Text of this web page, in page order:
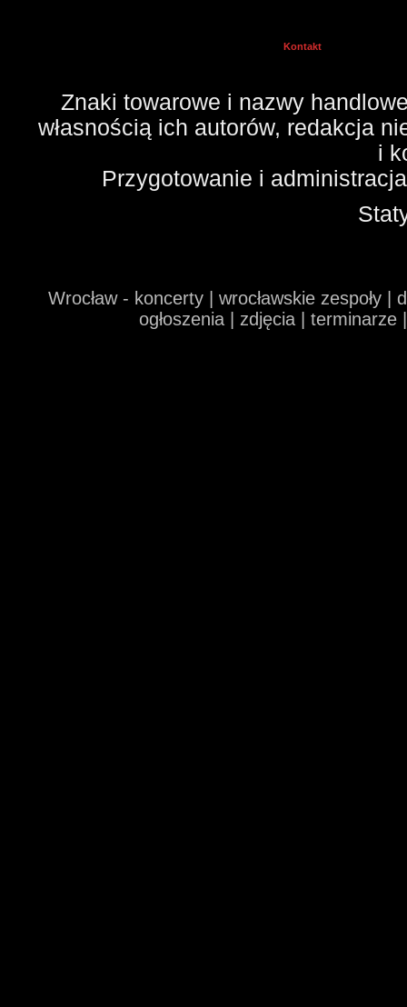
Kontakt
Znaki towarowe i nazwy
własnością ich autorów, redakcja
i
Przygotowanie i
Wrocław - koncerty | wrocławskie zespoły
ogłoszenia | zdjęcia |